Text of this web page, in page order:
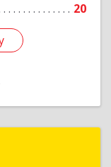
20